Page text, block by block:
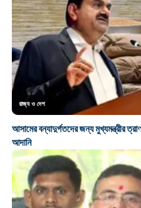
রাজ্য ও দেশ
আসামের বন্যাদুর্গতদের জন্য মুখ্যমন্ত্রীর
আদানি